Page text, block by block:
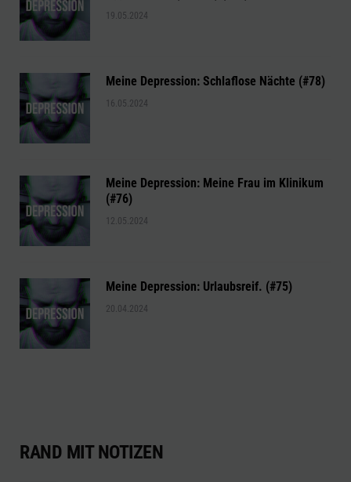
19.05.2024
Meine Depression: Schlaflose Nächte (#78)
16.05.2024
Meine Depression: Meine Frau im Klinikum
(#76)
12.05.2024
Meine Depression: Urlaubsreif. (#75)
20.04.2024
RAND MIT NOTIZEN